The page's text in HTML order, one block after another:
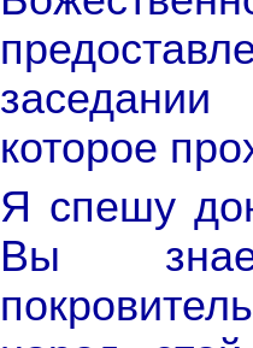
которое
Я спешу
Вы